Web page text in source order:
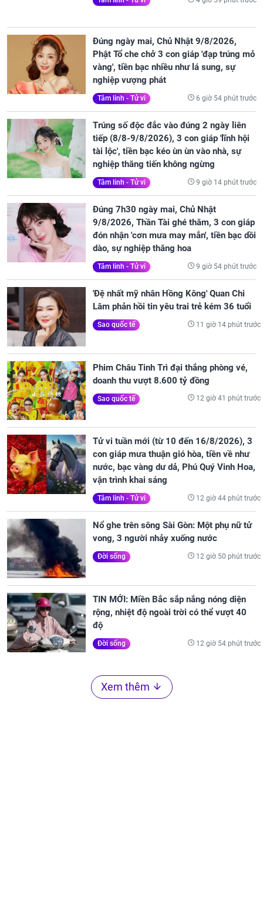
Đúng ngày mai, Chủ Nhật 9/8/2026,
Phật Tổ che chở 3 con giáp 'đạp trúng mỏ
vàng', tiền bạc nhiều như lá sung, sự
nghiệp vượng phát
Tâm linh - Tử vi 6 giờ 54 phút trước
Trúng số độc đắc vào đúng 2 ngày liên
tiếp (8/8-9/8/2026), 3 con giáp 'lĩnh hội
tài lộc', tiền bạc kéo ùn ùn vào nhà, sự
nghiệp thăng tiến không ngừng
Tâm linh - Tử vi 9 giờ 14 phút trước
Đúng 7h30 ngày mai, Chủ Nhật
9/8/2026, Thần Tài ghé thăm, 3 con giáp
đón nhận 'cơn mưa may mắn', tiền bạc dồi
dào, sự nghiệp thăng hoa
Tâm linh - Tử vi 9 giờ 54 phút trước
'Đệ nhất mỹ nhân Hồng Kông' Quan Chi
Lâm phản hồi tin yêu trai trẻ kém 36 tuổi
Sao quốc tế 11 giờ 14 phút trước
Phim Châu Tinh Trì đại thắng phòng vé,
doanh thu vượt 8.600 tỷ đồng
Sao quốc tế 12 giờ 41 phút trước
Tử vi tuần mới (từ 10 đến 16/8/2026), 3
con giáp mưa thuận gió hòa, tiền về như
nước, bạc vàng dư dả, Phú Quý Vinh Hoa,
vận trình khai sáng
Tâm linh - Tử vi 12 giờ 44 phút trước
Nổ ghe trên sông Sài Gòn: Một phụ nữ tử
vong, 3 người nhảy xuống nước
Đời sống 12 giờ 50 phút trước
TIN MỚI: Miền Bắc sắp nắng nóng diện
rộng, nhiệt độ ngoài trời có thể vượt 40
độ
Đời sống 12 giờ 54 phút trước
Xem thêm